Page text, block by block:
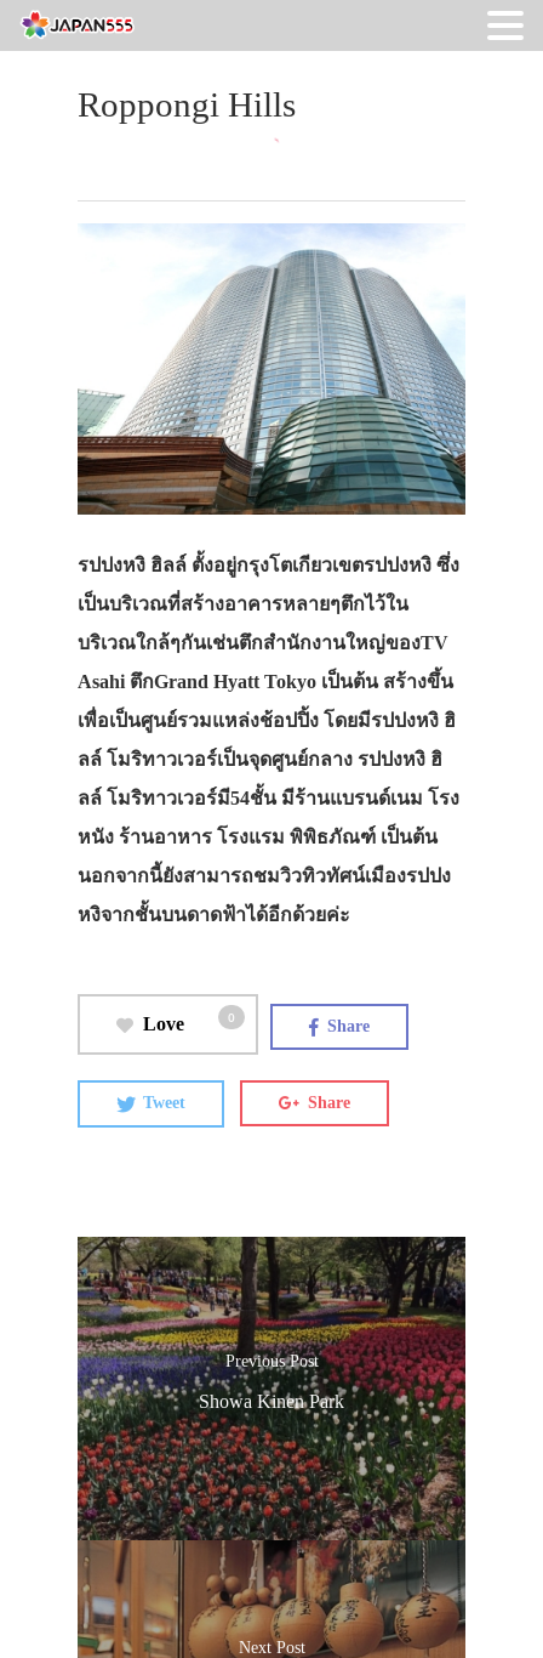
Roppongi Hills
รปปงหงิ ฮิลล์ ตั้งอยู่กรุงโตเกียวเขตรปปงหงิ ซึ่ง
เป็นบริเวณที่สร้างอาคารหลายๆตึกไว้ใน
บริเวณใกล้ๆกันเช่นตึกสำนักงานใหญ่ของTV
Asahi ตึกGrand Hyatt Tokyo เป็นต้น สร้างขึ้น
เพื่อเป็นศูนย์รวมแหล่งช้อปปิ้ง โดยมีรปปงหงิ ฮิ
ลล์ โมริทาวเวอร์เป็นจุดศูนย์กลาง รปปงหงิ ฮิ
ลล์ โมริทาวเวอร์มี54ชั้น มีร้านแบรนด์เนม โรง
หนัง ร้านอาหาร โรงแรม พิพิธภัณฑ์ เป็นต้น
นอกจากนี้ยังสามารถชมวิวทิวทัศน์เมืองรปปง
หงิจากชั้นบนดาดฟ้าได้อีกด้วยค่ะ
Love 0 Share
Tweet Share
Previous Post
Showa Kinen Park
Next Post